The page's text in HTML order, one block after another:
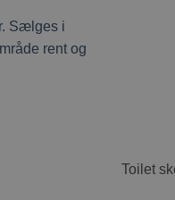
Toilet